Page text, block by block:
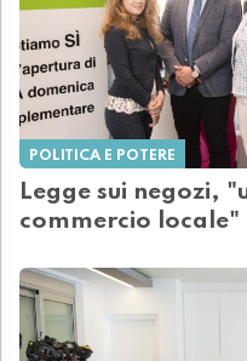
POLITICA E POTERE
Legge sui negozi,
commercio locale"